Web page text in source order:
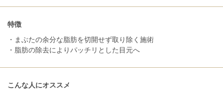
特徴
・まぶたの余分な脂肪を切開せず取り除く施術
・脂肪の除去によりパッチリとした目元へ
こんな人にオススメ